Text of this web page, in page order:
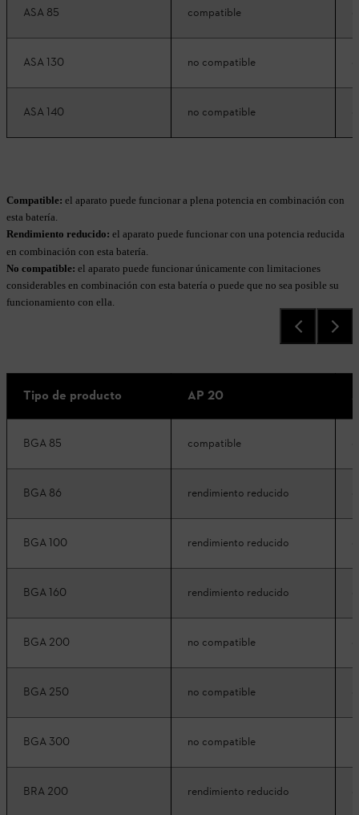
ASA 85 compatible
ASA 130 no compatible
ASA 140 no compatible
Compatible: el aparato puede funcionar a plena potencia en combinación con
esta batería.
Rendimiento reducido: el aparato puede funcionar con una potencia reducida
en combinación con esta batería.
No compatible: el aparato puede funcionar únicamente con limitaciones
considerables en combinación con esta batería o puede que no sea posible su
funcionamiento con ella.
Tipo de producto AP 20
BGA 85 compatible
BGA 86 rendimiento reducido
BGA 100 rendimiento reducido
BGA 160 rendimiento reducido
BGA 200 no compatible
BGA 250 no compatible
BGA 300 no compatible
BRA 200 rendimiento reducido